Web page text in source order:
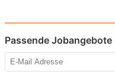
Passende